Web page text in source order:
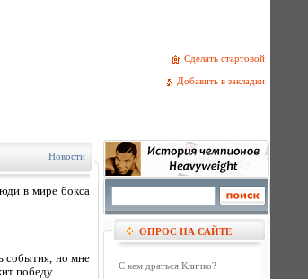
Сделать стартовой
Добавить в закладки
Новости
в мире бокса
события, но мне
победу.
ОПРОС НА САЙТЕ
С кем драться Кличко?